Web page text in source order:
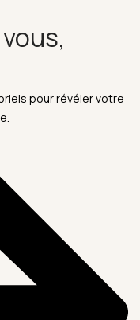
pour révéler votre